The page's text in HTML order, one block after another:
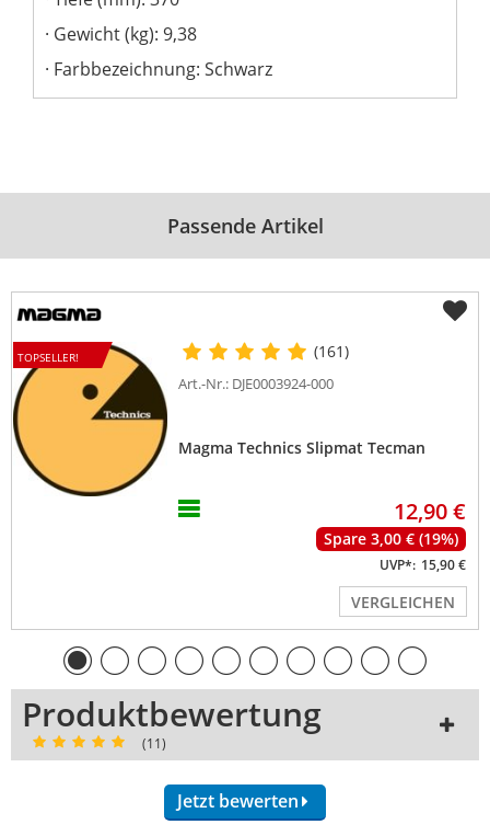
Gewicht (kg): 9,38
Farbbezeichnung: Schwarz
Passende Artikel
TOPSELLER! (161)
Art.-Nr.: DJE0003924-000
Magma Technics Slipmat Tecman
12,90 €
Spare 3,00 € (19%)
UVP*: 15,90 €
VERGLEICHEN
Produktbewertung
(11)
Jetzt bewerten